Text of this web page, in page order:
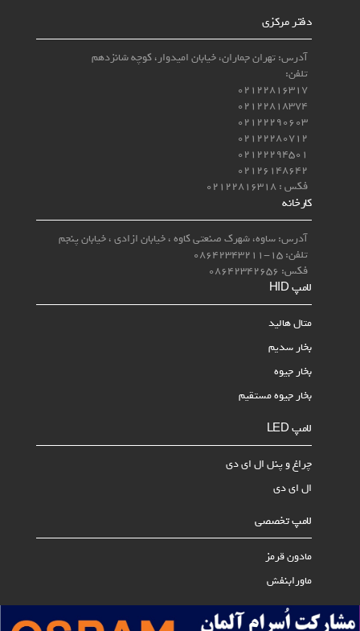
دفتر مرکزی
آدرس: تهران جماران، خیابان امیدوار، کوچه شانزدهم
تلفن:
02122816317
02122818374
02122290603
02122280712
02122294501
02126148642
فکس : 02122816318
کارخانه
آدرس: ساوه، شهرک صنعتی کاوه ، خیابان ازادی ، خیابان پنجم
تلفن: 15-08642343211
فکس: 08642342656
لامپ‌ HID
متال هالید
بخار سدیم
بخار جیوه
بخار جیوه مستقیم
لامپ LED
چراغ و پنل ال ای دی
ال ای دی
لامپ تخصصی
مادون قرمز
ماورابنفش